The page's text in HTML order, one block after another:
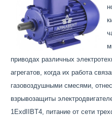
приводах различных
агрегатов, когда их работа
газовоздушными смесями,
взрывозащиты
1ExdIIBT4, питание от сети